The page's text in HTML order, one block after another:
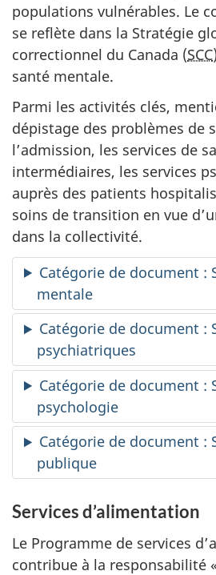
populations vulnérables. Le
se reflète dans la Stratégie
correctionnel du Canada (SCC
santé mentale.
Parmi les activités clés,
dépistage des problèmes de
l’admission, les services de
intermédiaires, les services
auprès des patients
soins de transition en vue
dans la collectivité.
Catégorie de document :
mentale
Catégorie de document :
psychiatriques
Catégorie de document :
psychologie
Catégorie de document :
publique
Services d’alimentation
Le Programme de services
contribue à la responsabilité